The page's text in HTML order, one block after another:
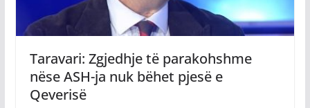
Taravari: Zgjedhje të parakohshme
nëse ASH-ja nuk bëhet pjesë e
Qeverisë